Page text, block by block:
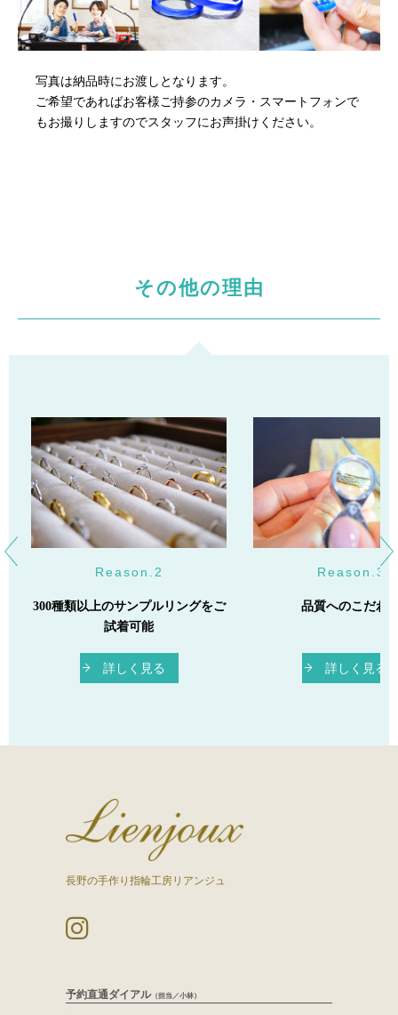
写真は納品時にお渡しとなります。
ご希望であればお客様ご持参のカメラ・スマートフォンで
もお撮りしますのでスタッフにお声掛けください。
その他の理由
Reason.2
300種類以上のサンプルリングをご
試着可能
詳しく見る
Reason.3
品質へのこだわ
詳しく見る
長野の手作り指輪工房リアンジュ
予約直通ダイアル（担当／小林）